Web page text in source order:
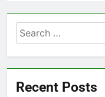
Search
for:
Recent Posts